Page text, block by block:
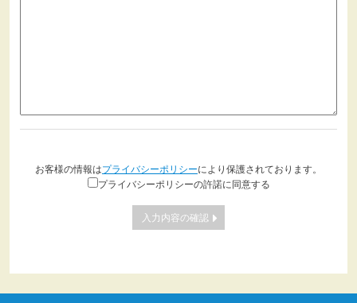
お客様の情報はプライバシーポリシーにより保護されております。
プライバシーポリシーの許諾に同意する
入力内容の確認